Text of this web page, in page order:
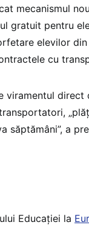
mecanismul
gratuit pentru
elevilor
cu
viramentul direct
săptămâni”, a
Educației la